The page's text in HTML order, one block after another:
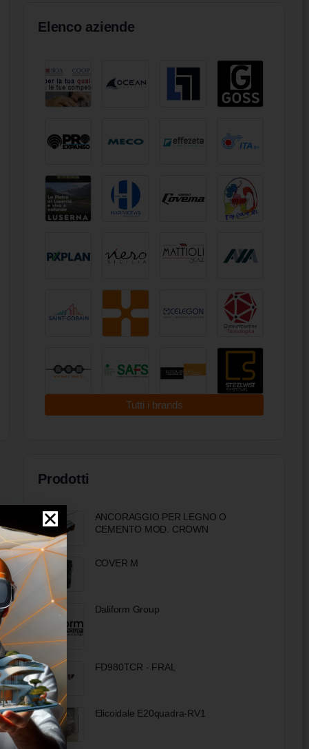
Elenco aziende
Tutti i brands
Prodotti
ANCORAGGIO PER LEGNO O
CEMENTO MOD. CROWN
COVER M
Daliform Group
FD980TCR - FRAL
Elicoidale E20quadra-RV1